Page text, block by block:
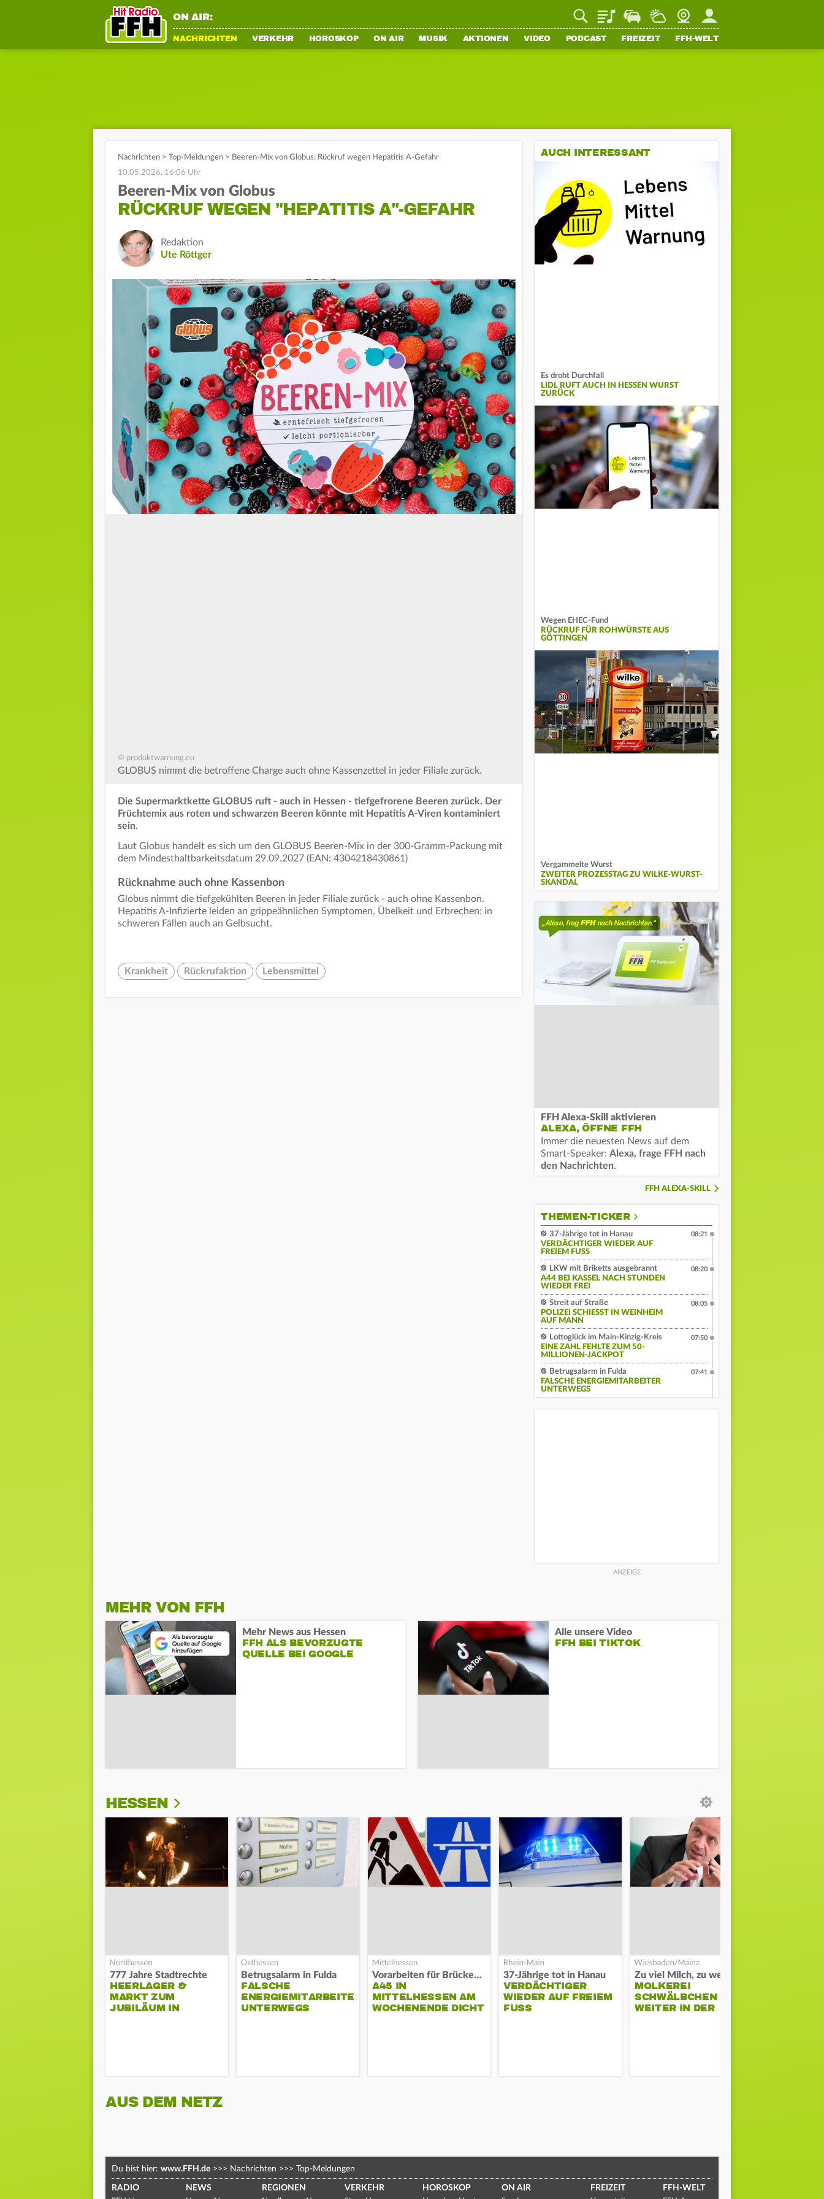
ON AIR: PlaylistStaupilotWetterWebcamMein FFH
NACHRICHTEN VERKEHR HOROSKOP ON AIR MUSIK AKTIONEN VIDEO PODCAST FREIZEIT FFH-WELT
Nachrichten > Top-Meldungen > Beeren-Mix von Globus: Rückruf wegen Hepatitis A-Gefahr
10.05.2026, 16:06 Uhr
Beeren-Mix von Globus
RÜCKRUF WEGEN "HEPATITIS A"-GEFAHR
Redaktion
Ute Röttger
© produktwarnung.eu
GLOBUS nimmt die betroffene Charge auch ohne Kassenzettel in jeder Filiale zurück.
Die Supermarktkette GLOBUS ruft - auch in Hessen - tiefgefrorene Beeren zurück. Der
Früchtemix aus roten und schwarzen Beeren könnte mit Hepatitis A-Viren kontaminiert
sein.
Laut Globus handelt es sich um den GLOBUS Beeren-Mix in der 300-Gramm-Packung mit
dem Mindesthaltbarkeitsdatum 29.09.2027 (EAN: 4304218430861)
Rücknahme auch ohne Kassenbon
Globus nimmt die tiefgekühlten Beeren in jeder Filiale zurück - auch ohne Kassenbon.
Hepatitis A-Infizierte leiden an grippeähnlichen Symptomen, Übelkeit und Erbrechen; in
schweren Fällen auch an Gelbsucht.
Krankheit Rückrufaktion Lebensmittel
AUCH INTERESSANT
Es droht Durchfall
LIDL RUFT AUCH IN HESSEN WURST
ZURÜCK
Wegen EHEC-Fund
RÜCKRUF FÜR ROHWÜRSTE AUS
GÖTTINGEN
Vergammelte Wurst
ZWEITER PROZESSTAG ZU WILKE-WURST-
SKANDAL
FFH Alexa-Skill aktivieren
ALEXA, ÖFFNE FFH
Immer die neuesten News auf dem
Smart-Speaker: Alexa, frage FFH nach
den Nachrichten.
FFH ALEXA-SKILL
THEMEN-TICKER
37-Jährige tot in Hanau
VERDÄCHTIGER WIEDER AUF
FREIEM FUSS
08:21
LKW mit Briketts ausgebrannt
A44 BEI KASSEL NACH STUNDEN
WIEDER FREI
08:20
Streit auf Straße
POLIZEI SCHIESST IN WEINHEIM A
UF MANN
08:05
Lottoglück im Main-Kinzig-Kreis
EINE ZAHL FEHLTE ZUM 50-
MILLIONEN-JACKPOT
07:50
Betrugsalarm in Fulda
FALSCHE ENERGIEMITARBEITER
UNTERWEGS
07:41
MEHR VON FFH
Mehr News aus Hessen
FFH ALS BEVORZUGTE
QUELLE BEI GOOGLE
Alle unsere Video
FFH BEI TIKTOK
HESSEN
777 Jahre Stadtrechte
HEERLAGER &
MARKT ZUM
JUBILÄUM IN
Betrugsalarm in Fulda
FALSCHE
ENERGIEMITARBEITER
UNTERWEGS
Vorarbeiten für Brücken-Neubau
A45 IN
MITTELHESSEN AM
WOCHENENDE DICHT
37-Jährige tot in Hanau
VERDÄCHTIGER
WIEDER AUF FREIEM
FUSS
MOLKEREI
SCHWÄLBCHEN
WEITER IN DER
AUS DEM NETZ
Du bist hier: www.FFH.de >>> Nachrichten >>> Top-Meldungen
RADIO NEWS REGIONEN VERKEHR HOROSKOP ON AIR FREIZEIT FFH-WELT